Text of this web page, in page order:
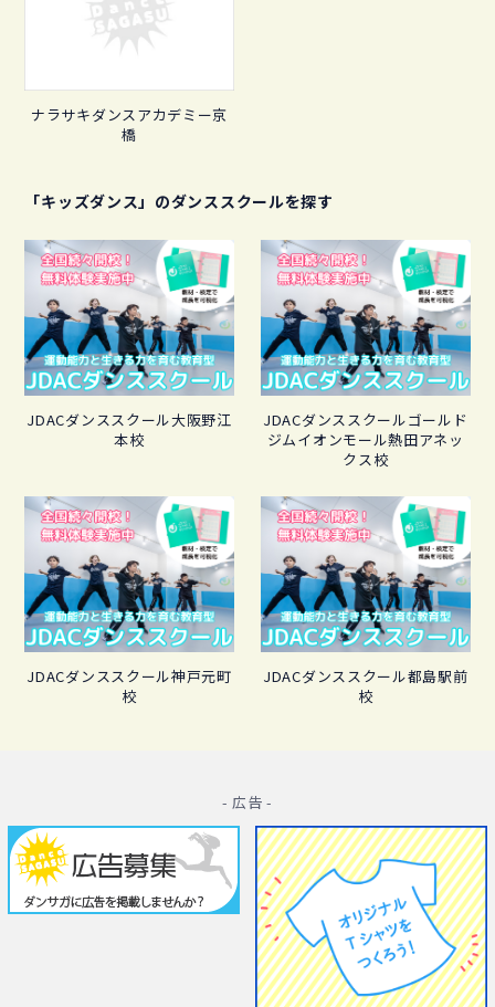
- 広告 -
ナラサキダンスアカデミー京
橋
「キッズダンス」のダンススクールを探す
JDACダンススクール大阪野江
本校
JDACダンススクールゴールド
ジムイオンモール熱田アネッ
クス校
JDACダンススクール神戸元町
校
JDACダンススクール都島駅前
校